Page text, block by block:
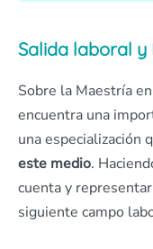
Salida laboral
Sobre la Maestría
encuentra una
una especialización
este medio.
cuenta y
siguiente campo